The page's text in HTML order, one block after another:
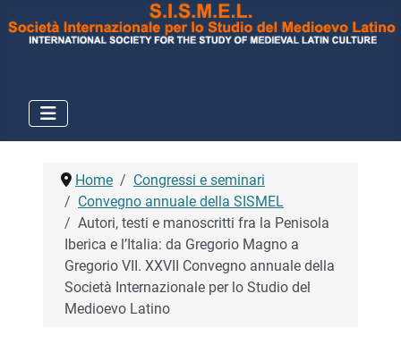
Home
Congressi e seminari
Convegno annuale della SISMEL
Autori, testi e manoscritti fra la Penisola
Iberica e l’Italia: da Gregorio Magno a
Gregorio VII. XXVII Convegno annuale della
Società Internazionale per lo Studio del
Medioevo Latino